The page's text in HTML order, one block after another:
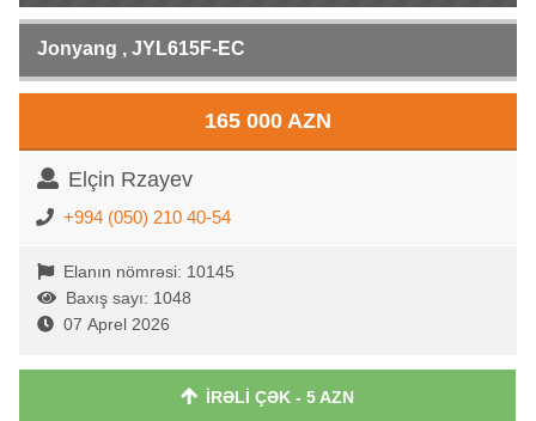
Jonyang , JYL615F-EC
165 000 AZN
Elçin Rzayev
+994 (050) 210 40-54
Elanın nömrəsi: 10145
Baxış sayı: 1048
07 Aprel 2026
İRƏLİ ÇƏK - 5 AZN